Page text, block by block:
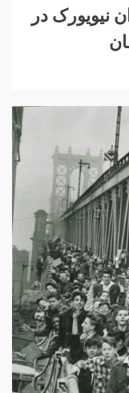
نیویورک در